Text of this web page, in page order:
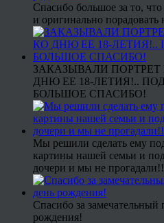
Спасибо большое за то,
и оригинально
ЗАКАЗЫВАЛИ
ДНЮ ЕЕ 18-ЛЕТИЯ!..
БОЛЬШОЕ СПАСИБО!
Мы решили сделать ему
картины нашей семьи и
дочери и мы не
Спасибо за
рождения!